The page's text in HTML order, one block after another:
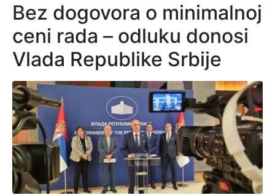
Bez dogovora o minimalnoj
ceni rada – odluku donosi
Vlada Republike Srbije